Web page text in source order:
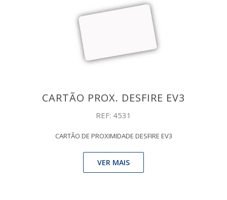
CARTÃO PROX. DESFIRE EV3
REF: 4531
CARTÃO DE PROXIMIDADE DESFIRE EV3
VER MAIS